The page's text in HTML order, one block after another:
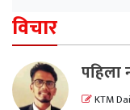
विचार
पहिला
KTM